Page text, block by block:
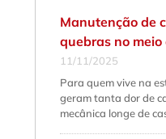
Manutenção de
quebras no
11/11/2025
Para quem vive na
geram tanta dor de
mecânica longe de